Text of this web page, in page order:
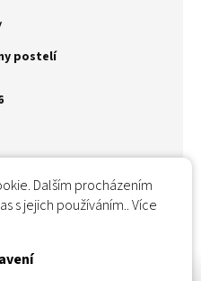
Dalším procházením
s jejich používáním.. Více
postelí